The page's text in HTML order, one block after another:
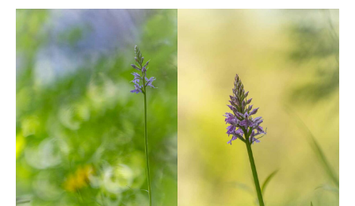
Chartreuse
Haut-Languedoc
Jura
Mercantour
Rémuzat
Vanoise